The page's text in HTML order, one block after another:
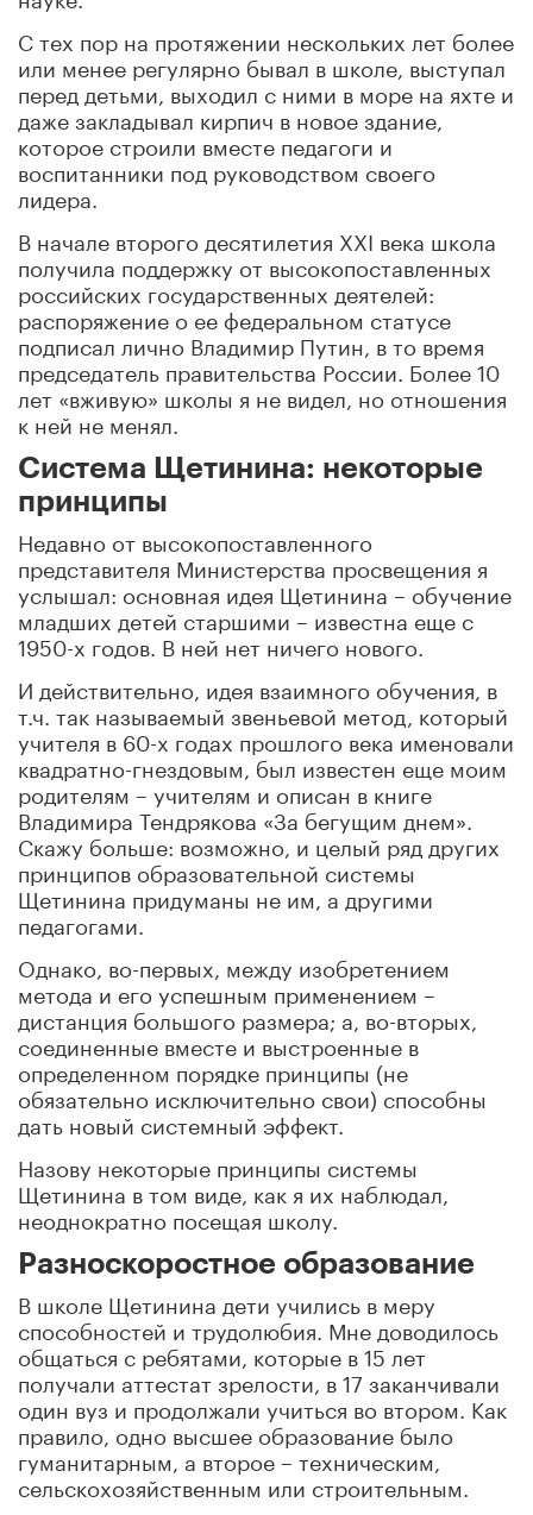
С тех пор на протяжении нескольких лет более
или менее регулярно бывал в школе, выступал
перед детьми, выходил с ними в море на яхте и
даже закладывал кирпич в новое здание,
которое строили вместе педагоги и
воспитанники под руководством своего
лидера.
В начале второго десятилетия XXI века школа
получила поддержку от высокопоставленных
российских государственных деятелей:
распоряжение о ее федеральном статусе
подписал лично Владимир Путин, в то время
председатель правительства России. Более 10
лет «вживую» школы я не видел, но отношения
к ней не менял.
Система Щетинина: некоторые
принципы
Недавно от высокопоставленного
представителя Министерства просвещения я
услышал: основная идея Щетинина – обучение
младших детей старшими – известна еще с
1950-х годов. В ней нет ничего нового.
И действительно, идея взаимного обучения, в
т.ч. так называемый звеньевой метод, который
учителя в 60-х годах прошлого века именовали
квадратно-гнездовым, был известен еще моим
родителям – учителям и описан в книге
Владимира Тендрякова «За бегущим днем».
Скажу больше: возможно, и целый ряд других
принципов образовательной системы
Щетинина придуманы не им, а другими
педагогами.
Однако, во-первых, между изобретением
метода и его успешным применением –
дистанция большого размера; а, во-вторых,
соединенные вместе и выстроенные в
определенном порядке принципы (не
обязательно исключительно свои) способны
дать новый системный эффект.
Назову некоторые принципы системы
Щетинина в том виде, как я их наблюдал,
неоднократно посещая школу.
Разноскоростное образование
В школе Щетинина дети учились в меру
способностей и трудолюбия. Мне доводилось
общаться с ребятами, которые в 15 лет
получали аттестат зрелости, в 17 заканчивали
один вуз и продолжали учиться во втором. Как
правило, одно высшее образование было
гуманитарным, а второе – техническим,
сельскохозяйственным или строительным.